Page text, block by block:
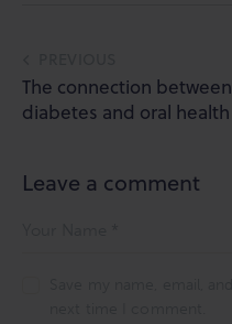
navigation
The connection between
diabetes and oral health
Leave a comment